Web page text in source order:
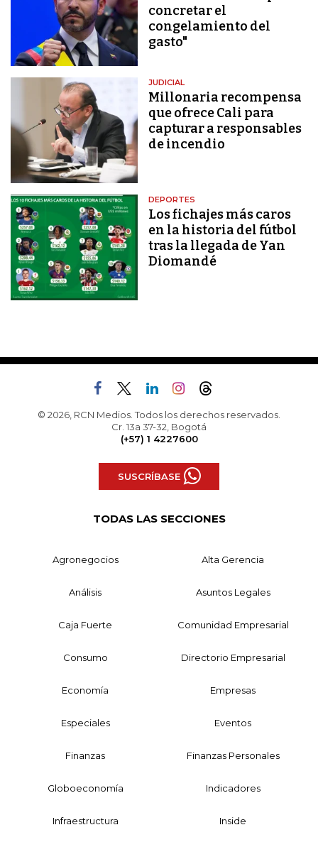
concretar el
congelamiento del
gasto"
JUDICIAL
Millonaria recompensa
que ofrece Cali para
capturar a responsables
de incendio
DEPORTES
Los fichajes más caros
en la historia del fútbol
tras la llegada de Yan
Diomandé
© 2026, RCN Medios. Todos los derechos reservados.
Cr. 13a 37-32, Bogotá
(+57) 1 4227600
SUSCRÍBASE
TODAS LAS SECCIONES
Agronegocios Alta Gerencia
Análisis Asuntos Legales
Caja Fuerte Comunidad Empresarial
Consumo Directorio Empresarial
Economía Empresas
Especiales Eventos
Finanzas Finanzas Personales
Globoeconomía Indicadores
Infraestructura Inside